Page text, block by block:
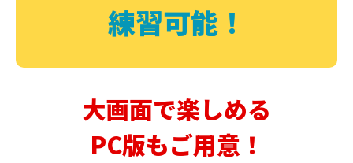
練習可能！
大画面で楽しめる
PC版もご用意！